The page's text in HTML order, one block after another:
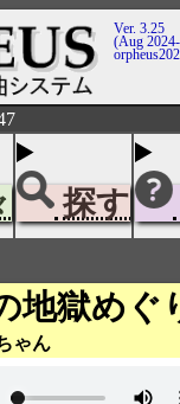
Ver. 3.25
(Aug
探す
地獄めぐ
ゃん